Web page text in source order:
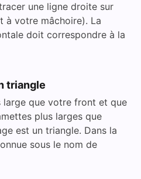
une ligne droite sur
à votre mâchoire). La
doit correspondre à la
triangle
large que votre front et que
plus larges que
est un triangle. Dans la
sous le nom de